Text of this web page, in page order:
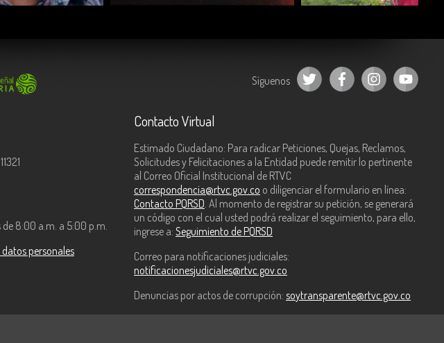
Síguenos
de 8:00 a.m. a 5:00 p.m.
personales
Contacto Virtual
Estimado Ciudadano: Para radicar Peticiones, Quejas, Reclamos,
Solicitudes y Felicitaciones a la Entidad puede remitir lo pertinente
al Correo Oficial Institucional de RTVC
correspondencia@rtvc.gov.co o diligenciar el formulario en línea:
Contacto PQRSD . Al momento de registrar su petición, se generará
un código con el cual usted podrá realizar el seguimiento, para ello,
ingrese a: Seguimiento de PQRSD
Correo para notificaciones judiciales:
notificacionesjudiciales@rtvc.gov.co
Denuncias por actos de corrupción: soytransparente@rtvc.gov.co